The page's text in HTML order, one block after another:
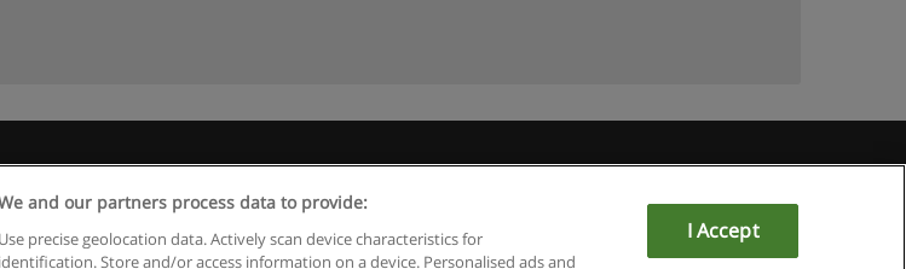
S.L. - CIF : B-95610580: - www.educaedu.com.pt
and our partners process data to provide:
Use precise geolocation data. Actively scan device characteristics for
identification. Store and/or access information on a device. Personalised ads and
I Accept